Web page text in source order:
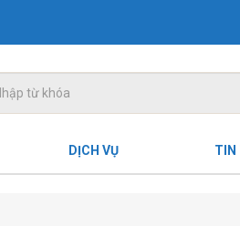
DỊCH VỤ TIN